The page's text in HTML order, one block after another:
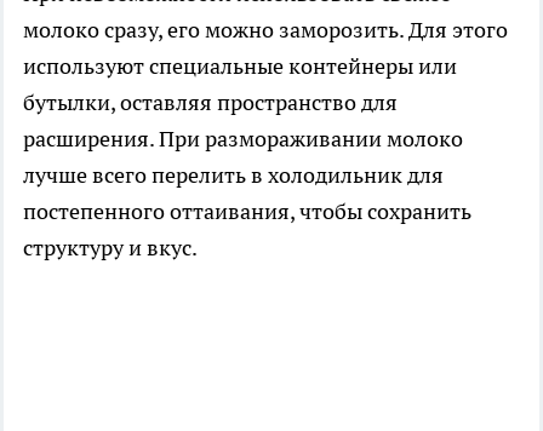
молоко сразу, его можно заморозить. Для этого
используют специальные контейнеры или
бутылки, оставляя пространство для
расширения. При размораживании молоко
лучше всего перелить в холодильник для
постепенного оттаивания, чтобы сохранить
структуру и вкус.